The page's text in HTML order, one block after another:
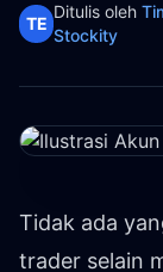
TE
Ditulis oleh
Stockity
Tidak ada
trader selain